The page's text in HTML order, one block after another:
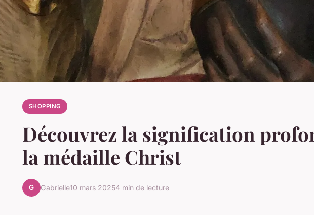
SHOPPING
Découvrez la signification
la médaille Christ
G Gabrielle10 mars 20254 min de lecture